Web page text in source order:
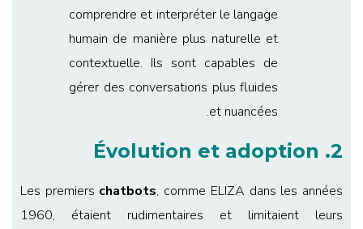
comprendre et interpréter le langage
humain de manière plus naturelle et
contextuelle. Ils sont capables de
gérer des conversations plus fluides
et nuancées.
2. Évolution et adoption
Les premiers chatbots, comme ELIZA dans les années
1960, étaient rudimentaires et limitaient leurs